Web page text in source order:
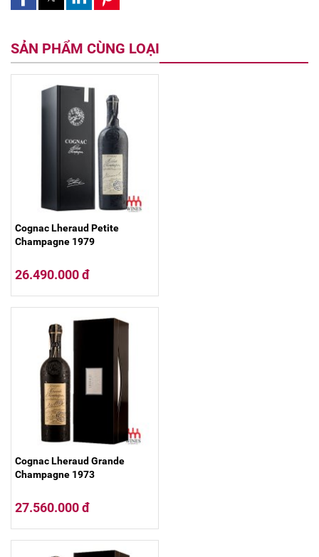
SẢN PHẨM CÙNG LOẠI
Cognac Lheraud Petite
Champagne 1979
26.490.000 đ
Cognac Lheraud Grande
Champagne 1973
27.560.000 đ